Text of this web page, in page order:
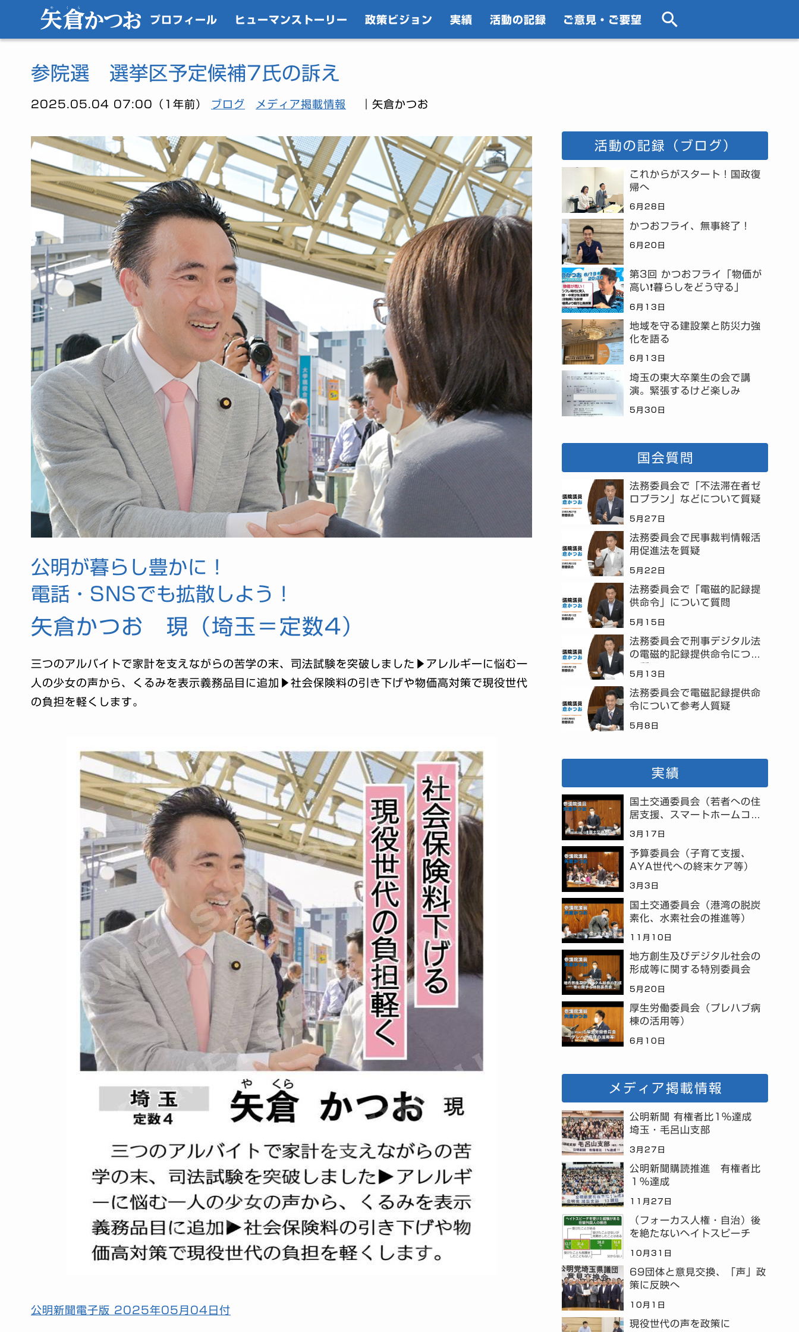
プロフィール ヒューマンストーリー 政策ビジョン 実績 活動の記録 ご意見・ご要望
参院選 選挙区予定候補7氏の訴え
2025.05.04 07:00（1年前） ブログ メディア掲載情報 ｜矢倉かつお
公明が暮らし豊かに！
電話・SNSでも拡散しよう！
矢倉かつお 現（埼玉＝定数4）
三つのアルバイトで家計を支えながらの苦学の末、司法試験を突破しました▶アレルギーに悩む一
人の少女の声から、くるみを表示義務品目に追加▶社会保険料の引き下げや物価高対策で現役世代
の負担を軽くします。
公明新聞電子版 2025年05月04日付
活動の記録（ブログ）
これからがスタート！国政復
帰へ
6月28日
かつおフライ、無事終了！
6月20日
第3回 かつおフライ「物価が
高い❗暮らしをどう守る」
6月13日
地域を守る建設業と防災力強
化を語る
6月13日
埼玉の東大卒業生の会で講
演。緊張するけど楽しみ
5月30日
国会質問
法務委員会で「不法滞在者ゼ
ロプラン」などについて質疑
5月27日
法務委員会で民事裁判情報活
用促進法を質疑
5月22日
法務委員会で「電磁的記録提
供命令」について質問
5月15日
法務委員会で刑事デジタル法
の電磁的記録提供命令につい
5月13日
法務委員会で電磁記録提供命
令について参考人質疑
5月8日
実績
国土交通委員会（若者への住
居支援、スマートホームコミ
3月17日
予算委員会（子育て支援、
AYA世代への終末ケア等）
3月3日
国土交通委員会（港湾の脱炭
素化、水素社会の推進等）
11月10日
地方創生及びデジタル社会の
形成等に関する特別委員会
5月20日
厚生労働委員会（プレハブ病
棟の活用等）
6月10日
メディア掲載情報
公明新聞 有権者比1%達成
埼玉・毛呂山支部
3月27日
公明新聞購読推進 有権者比
１％達成
11月27日
（フォーカス人権・自治）後
を絶たないヘイトスピーチ
10月31日
69団体と意見交換、「声」政
策に反映へ
10月1日
現役世代の声を政策に